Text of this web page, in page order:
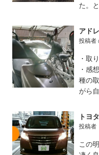
た。
アド
投稿者
・取
・感
種の
がら
トヨ
投稿者
この